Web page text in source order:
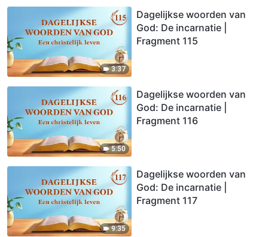
3:37
Dagelijkse woorden van
God: De incarnatie |
Fragment 115
5:50
Dagelijkse woorden van
God: De incarnatie |
Fragment 116
9:35
Dagelijkse woorden van
God: De incarnatie |
Fragment 117